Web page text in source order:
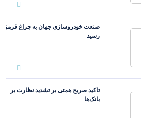
صنعت خودروسازی جهان به چراغ قرمز
رسید
تاکید صریح همتی بر تشدید نظارت بر
بانک‌ها